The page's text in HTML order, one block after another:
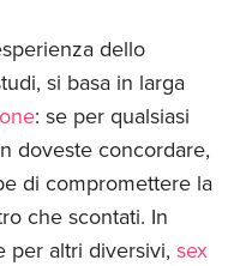
dello
si basa in larga
: se per qualsiasi
doveste concordare,
di compromettere la
che scontati. In
per altri diversivi, sex